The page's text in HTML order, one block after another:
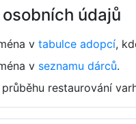
údajů
v tabulce adopcí,
v seznamu dárců.
restaurování